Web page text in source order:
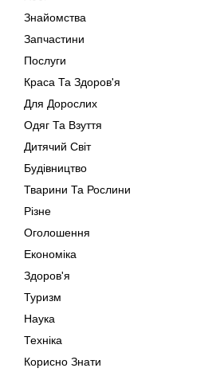
Знайомства
Запчастини
Послуги
Краса Та Здоров'я
Для Дорослих
Одяг Та Взуття
Дитячий Світ
Будівництво
Тварини Та Рослини
Різне
Оголошення
Економіка
Здоров'я
Туризм
Наука
Техніка
Корисно Знати